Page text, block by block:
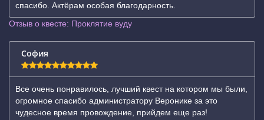
спасибо. Актёрам особая благодарность.
Отзыв о квесте: Проклятие вуду
София
Все очень понравилось, лучший квест на котором мы были,
огромное спасибо администратору Веронике за это
чудесное время провождение, прийдем еще раз!